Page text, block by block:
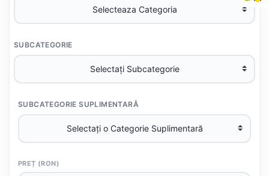
SUBCATEGORIE
SUBCATEGORIE SUPLIMENTARĂ
PREȚ (RON)